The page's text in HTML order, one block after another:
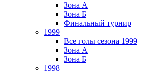
Зона А
Зона Б
Финальный турнир
1999
Все голы сезона 1999
Зона А
Зона Б
1998